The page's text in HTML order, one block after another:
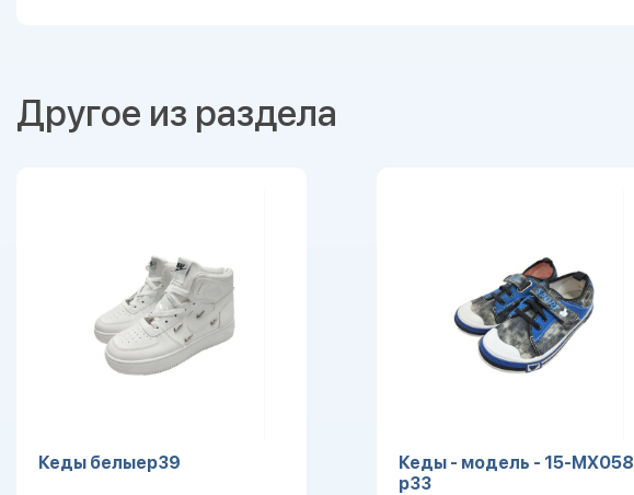
Другое из раздела
Кеды белыер39
Кеды - модель - 15-MX058
р33